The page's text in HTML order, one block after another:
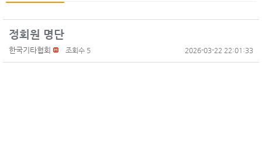
정회원 명단
한국기타협회 조회수 5 2026-03-22 22:01:33